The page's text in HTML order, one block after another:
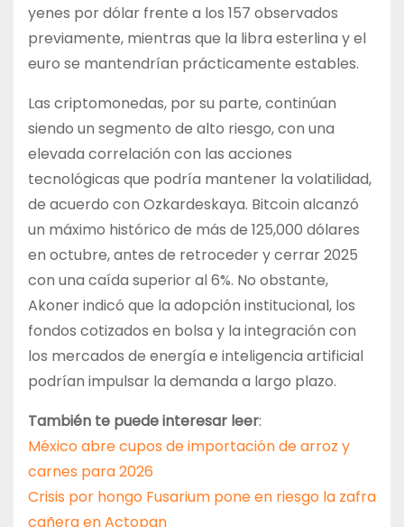
yenes por dólar frente a los 157 observados
previamente, mientras que la libra esterlina y el
euro se mantendrían prácticamente estables.
Las criptomonedas, por su parte, continúan
siendo un segmento de alto riesgo, con una
elevada correlación con las acciones
tecnológicas que podría mantener la volatilidad,
de acuerdo con Ozkardeskaya. Bitcoin alcanzó
un máximo histórico de más de 125,000 dólares
en octubre, antes de retroceder y cerrar 2025
con una caída superior al 6%. No obstante,
Akoner indicó que la adopción institucional, los
fondos cotizados en bolsa y la integración con
los mercados de energía e inteligencia artificial
podrían impulsar la demanda a largo plazo.
También te puede interesar leer:
México abre cupos de importación de arroz y
carnes para 2026
Crisis por hongo Fusarium pone en riesgo la zafra
cañera en Actopan